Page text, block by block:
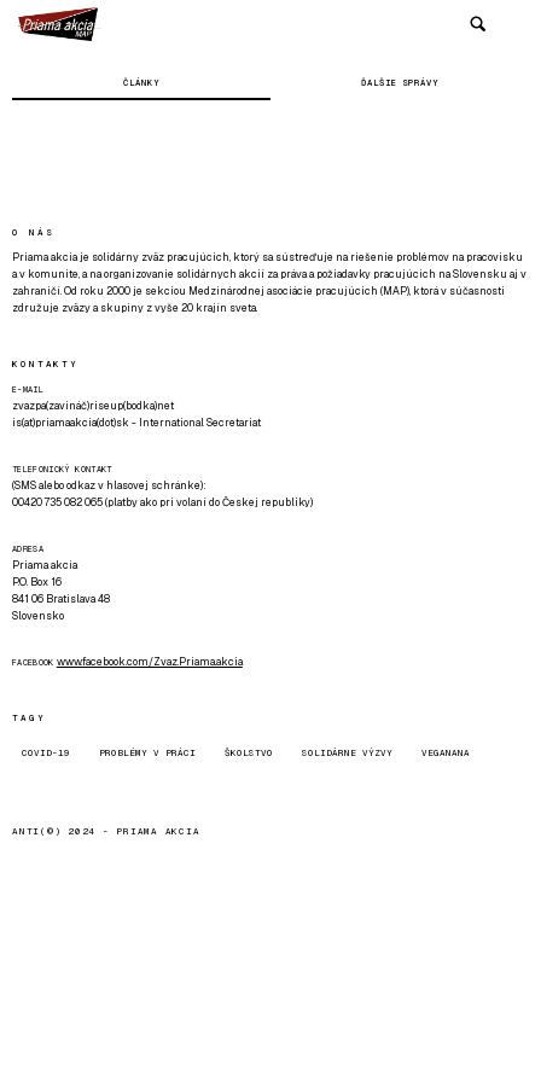
ČLÁNKY ĎALŠIE SPRÁVY
O NÁS
Priama akcia je solidárny zväz pracujúcich, ktorý sa sústreďuje na riešenie problémov na pracovisku
a v komunite, a na organizovanie solidárnych akcií za práva a požiadavky pracujúcich na Slovensku aj v
zahraničí. Od roku 2000 je sekciou Medzinárodnej asociácie pracujúcich (MAP), ktorá v súčasnosti
združuje zväzy a skupiny z vyše 20 krajín sveta.
KONTAKTY
E-MAIL
zvazpa(zavináč)riseup(bodka)net
is(at)priamaakcia(dot)sk - International Secretariat
TELEFONICKÝ KONTAKT
(SMS alebo odkaz v hlasovej schránke):
00420 735 082 065 (platby ako pri volaní do Českej republiky)
ADRESA
Priama akcia
P.O. Box 16
841 06 Bratislava 48
Slovensko
FACEBOOK www.facebook.com/Zvaz.Priama.akcia
TAGY
COVID-19 PROBLÉMY V PRÁCI ŠKOLSTVO SOLIDÁRNE VÝZVY VEGANANA
ANTI(©) 2024 - PRIAMA AKCIA